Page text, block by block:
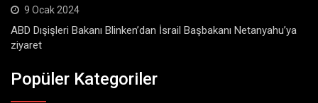
9 Ocak 2024
ABD Dışişleri Bakanı Blinken’dan İsrail Başbakanı Netanyahu’ya
ziyaret
Popüler Kategoriler